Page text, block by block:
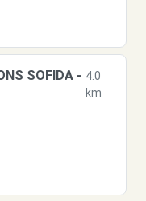
SOFIDA - 4.0
km